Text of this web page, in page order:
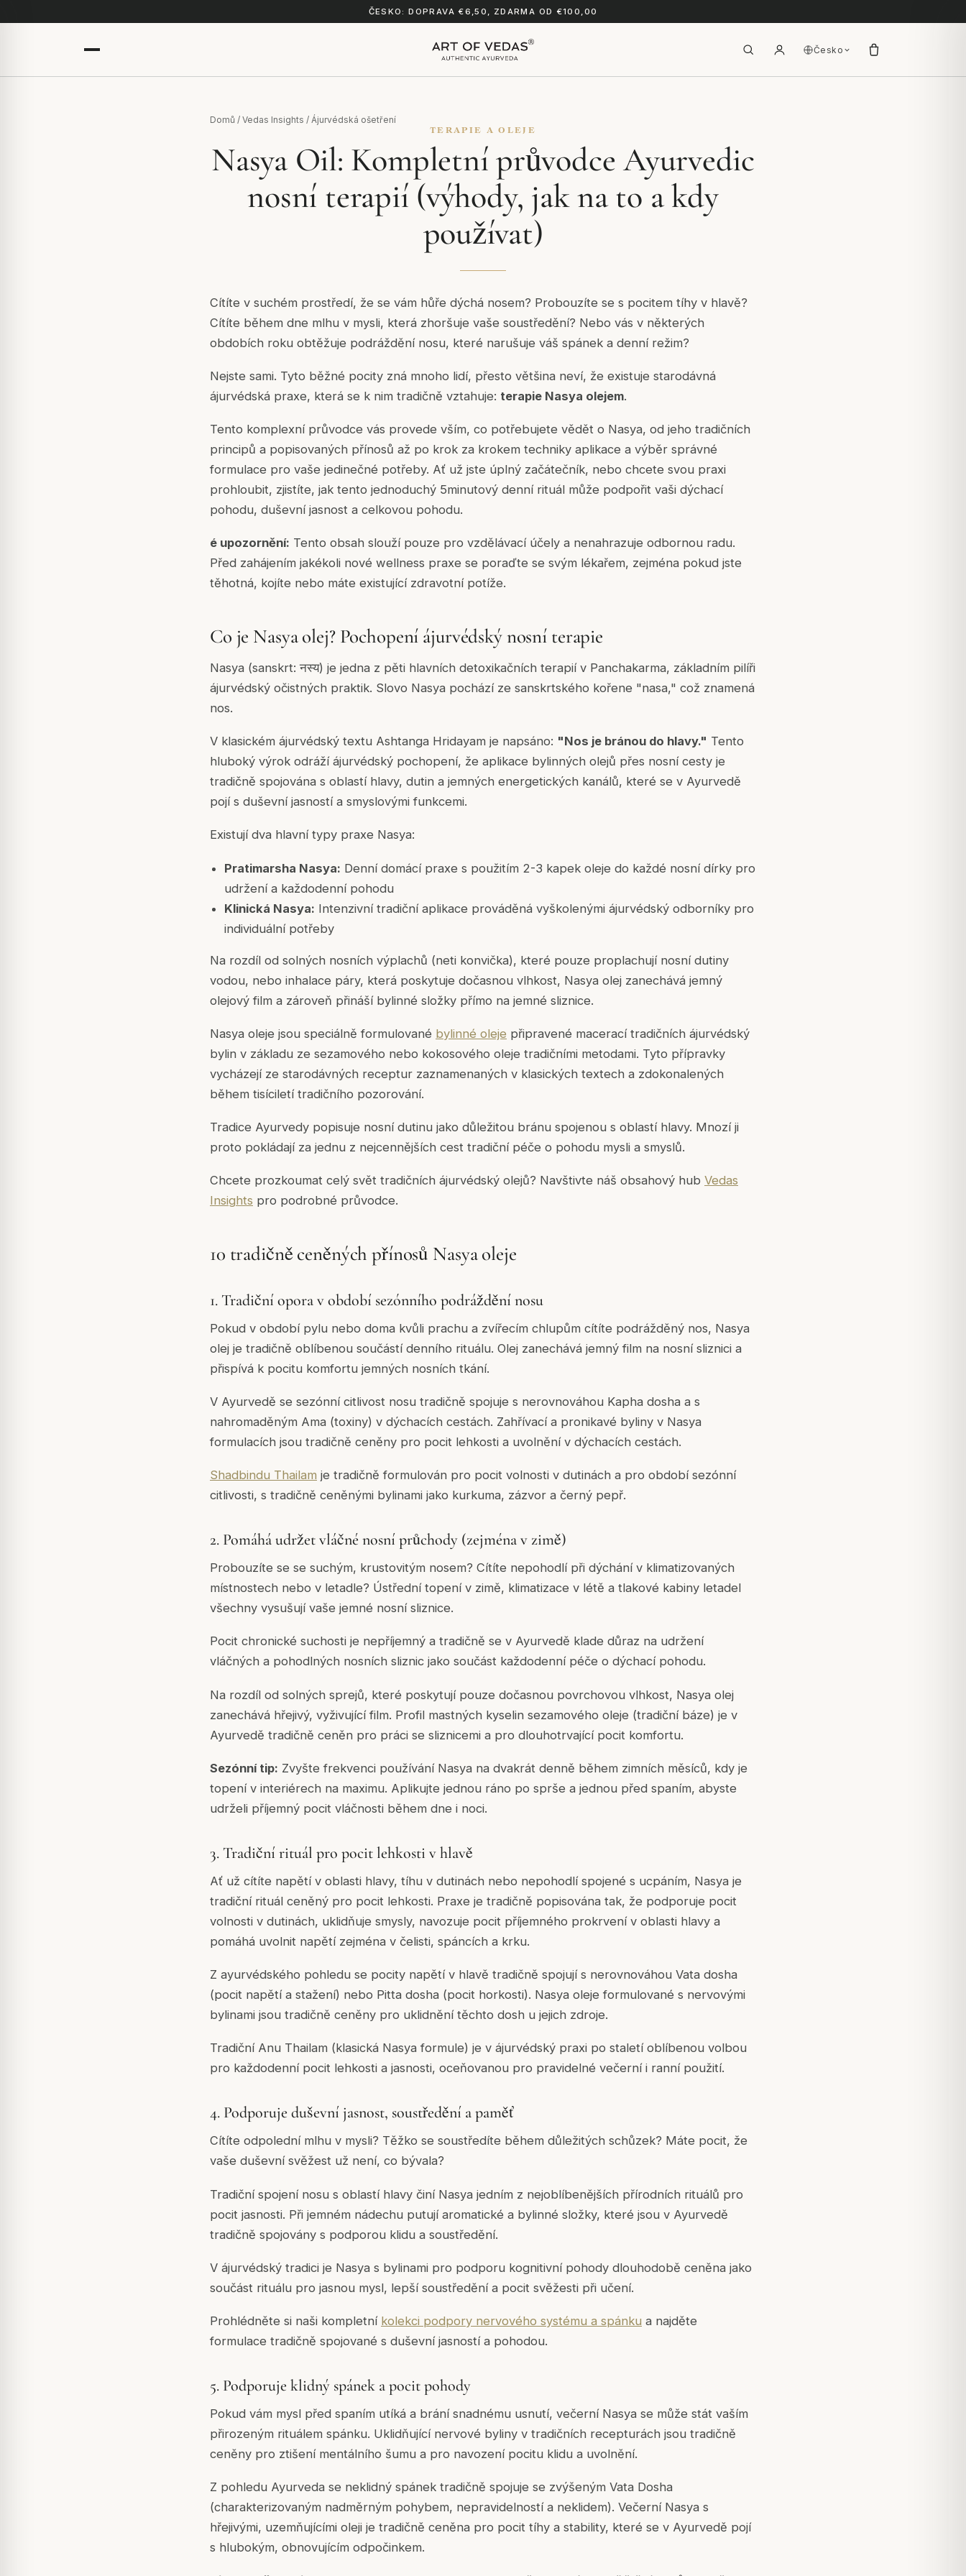
ČESKO: DOPRAVA €6,50, ZDARMA OD €100,00
Česko
Domů / Vedas Insights / Ájurvédská ošetření
TERAPIE A OLEJE
Nasya Oil: Kompletní průvodce Ayurvedic
nosní terapií (výhody, jak na to a kdy
používat)
Cítíte v suchém prostředí, že se vám hůře dýchá nosem? Probouzíte se s pocitem tíhy v hlavě?
Cítíte během dne mlhu v mysli, která zhoršuje vaše soustředění? Nebo vás v některých
obdobích roku obtěžuje podráždění nosu, které narušuje váš spánek a denní režim?
Nejste sami. Tyto běžné pocity zná mnoho lidí, přesto většina neví, že existuje starodávná
ájurvédská praxe, která se k nim tradičně vztahuje: terapie Nasya olejem.
Tento komplexní průvodce vás provede vším, co potřebujete vědět o Nasya, od jeho tradičních
principů a popisovaných přínosů až po krok za krokem techniky aplikace a výběr správné
formulace pro vaše jedinečné potřeby. Ať už jste úplný začátečník, nebo chcete svou praxi
prohloubit, zjistíte, jak tento jednoduchý 5minutový denní rituál může podpořit vaši dýchací
pohodu, duševní jasnost a celkovou pohodu.
é upozornění: Tento obsah slouží pouze pro vzdělávací účely a nenahrazuje odbornou radu.
Před zahájením jakékoli nové wellness praxe se poraďte se svým lékařem, zejména pokud jste
těhotná, kojíte nebo máte existující zdravotní potíže.
Co je Nasya olej? Pochopení ájurvédský nosní terapie
Nasya (sanskrt: नस्य) je jedna z pěti hlavních detoxikačních terapií v Panchakarma, základním pilíři
ájurvédský očistných praktik. Slovo Nasya pochází ze sanskrtského kořene "nasa," což znamená
nos.
V klasickém ájurvédský textu Ashtanga Hridayam je napsáno: "Nos je bránou do hlavy." Tento
hluboký výrok odráží ájurvédský pochopení, že aplikace bylinných olejů přes nosní cesty je
tradičně spojována s oblastí hlavy, dutin a jemných energetických kanálů, které se v Ayurvedě
pojí s duševní jasností a smyslovými funkcemi.
Existují dva hlavní typy praxe Nasya:
Pratimarsha Nasya: Denní domácí praxe s použitím 2-3 kapek oleje do každé nosní dírky pro
udržení a každodenní pohodu
Klinická Nasya: Intenzivní tradiční aplikace prováděná vyškolenými ájurvédský odborníky pro
individuální potřeby
Na rozdíl od solných nosních výplachů (neti konvička), které pouze proplachují nosní dutiny
vodou, nebo inhalace páry, která poskytuje dočasnou vlhkost, Nasya olej zanechává jemný
olejový film a zároveň přináší bylinné složky přímo na jemné sliznice.
Nasya oleje jsou speciálně formulované bylinné oleje připravené macerací tradičních ájurvédský
bylin v základu ze sezamového nebo kokosového oleje tradičními metodami. Tyto přípravky
vycházejí ze starodávných receptur zaznamenaných v klasických textech a zdokonalených
během tisíciletí tradičního pozorování.
Tradice Ayurvedy popisuje nosní dutinu jako důležitou bránu spojenou s oblastí hlavy. Mnozí ji
proto pokládají za jednu z nejcennějších cest tradiční péče o pohodu mysli a smyslů.
Chcete prozkoumat celý svět tradičních ájurvédský olejů? Navštivte náš obsahový hub Vedas
Insights pro podrobné průvodce.
10 tradičně ceněných přínosů Nasya oleje
1. Tradiční opora v období sezónního podráždění nosu
Pokud v období pylu nebo doma kvůli prachu a zvířecím chlupům cítíte podrážděný nos, Nasya
olej je tradičně oblíbenou součástí denního rituálu. Olej zanechává jemný film na nosní sliznici a
přispívá k pocitu komfortu jemných nosních tkání.
V Ayurvedě se sezónní citlivost nosu tradičně spojuje s nerovnováhou Kapha dosha a s
nahromaděným Ama (toxiny) v dýchacích cestách. Zahřívací a pronikavé byliny v Nasya
formulacích jsou tradičně ceněny pro pocit lehkosti a uvolnění v dýchacích cestách.
Shadbindu Thailam je tradičně formulován pro pocit volnosti v dutinách a pro období sezónní
citlivosti, s tradičně ceněnými bylinami jako kurkuma, zázvor a černý pepř.
2. Pomáhá udržet vláčné nosní průchody (zejména v zimě)
Probouzíte se se suchým, krustovitým nosem? Cítíte nepohodlí při dýchání v klimatizovaných
místnostech nebo v letadle? Ústřední topení v zimě, klimatizace v létě a tlakové kabiny letadel
všechny vysušují vaše jemné nosní sliznice.
Pocit chronické suchosti je nepříjemný a tradičně se v Ayurvedě klade důraz na udržení
vláčných a pohodlných nosních sliznic jako součást každodenní péče o dýchací pohodu.
Na rozdíl od solných sprejů, které poskytují pouze dočasnou povrchovou vlhkost, Nasya olej
zanechává hřejivý, vyživující film. Profil mastných kyselin sezamového oleje (tradiční báze) je v
Ayurvedě tradičně ceněn pro práci se sliznicemi a pro dlouhotrvající pocit komfortu.
Sezónní tip: Zvyšte frekvenci používání Nasya na dvakrát denně během zimních měsíců, kdy je
topení v interiérech na maximu. Aplikujte jednou ráno po sprše a jednou před spaním, abyste
udrželi příjemný pocit vláčnosti během dne i noci.
3. Tradiční rituál pro pocit lehkosti v hlavě
Ať už cítíte napětí v oblasti hlavy, tíhu v dutinách nebo nepohodlí spojené s ucpáním, Nasya je
tradiční rituál ceněný pro pocit lehkosti. Praxe je tradičně popisována tak, že podporuje pocit
volnosti v dutinách, uklidňuje smysly, navozuje pocit příjemného prokrvení v oblasti hlavy a
pomáhá uvolnit napětí zejména v čelisti, spáncích a krku.
Z ayurvédského pohledu se pocity napětí v hlavě tradičně spojují s nerovnováhou Vata dosha
(pocit napětí a stažení) nebo Pitta dosha (pocit horkosti). Nasya oleje formulované s nervovými
bylinami jsou tradičně ceněny pro uklidnění těchto dosh u jejich zdroje.
Tradiční Anu Thailam (klasická Nasya formule) je v ájurvédský praxi po staletí oblíbenou volbou
pro každodenní pocit lehkosti a jasnosti, oceňovanou pro pravidelné večerní i ranní použití.
4. Podporuje duševní jasnost, soustředění a paměť
Cítíte odpolední mlhu v mysli? Těžko se soustředíte během důležitých schůzek? Máte pocit, že
vaše duševní svěžest už není, co bývala?
Tradiční spojení nosu s oblastí hlavy činí Nasya jedním z nejoblíbenějších přírodních rituálů pro
pocit jasnosti. Při jemném nádechu putují aromatické a bylinné složky, které jsou v Ayurvedě
tradičně spojovány s podporou klidu a soustředění.
V ájurvédský tradici je Nasya s bylinami pro podporu kognitivní pohody dlouhodobě ceněna jako
součást rituálu pro jasnou mysl, lepší soustředění a pocit svěžesti při učení.
Prohlédněte si naši kompletní kolekci podpory nervového systému a spánku a najděte
formulace tradičně spojované s duševní jasností a pohodou.
5. Podporuje klidný spánek a pocit pohody
Pokud vám mysl před spaním utíká a brání snadnému usnutí, večerní Nasya se může stát vaším
přirozeným rituálem spánku. Uklidňující nervové byliny v tradičních recepturách jsou tradičně
ceněny pro ztišení mentálního šumu a pro navození pocitu klidu a uvolnění.
Z pohledu Ayurveda se neklidný spánek tradičně spojuje se zvýšeným Vata Dosha
(charakterizovaným nadměrným pohybem, nepravidelností a neklidem). Večerní Nasya s
hřejivými, uzemňujícími oleji je tradičně ceněna pro pocit tíhy a stability, které se v Ayurvedě pojí
s hlubokým, obnovujícím odpočinkem.